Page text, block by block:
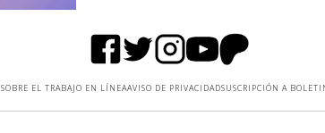
SOBRE EL TRABAJO EN LÍNEAAVISO DE PRIVACIDADSUSCRIPCIÓN A